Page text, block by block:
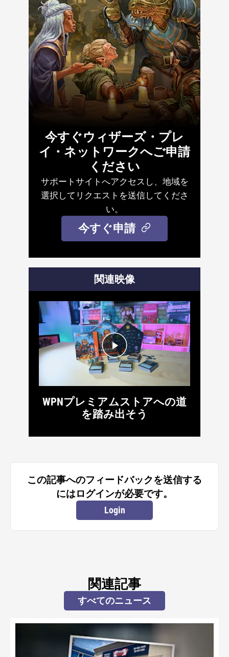
今すぐウィザーズ・プレ
イ・ネットワークへご申請
ください
サポートサイトへアクセスし、地域を
選択してリクエストを送信してくださ
い。
今すぐ申請
関連映像
WPNプレミアムストアへの道
を踏み出そう
この記事へのフィードバックを送信する
にはログインが必要です。
Login
関連記事
すべてのニュース